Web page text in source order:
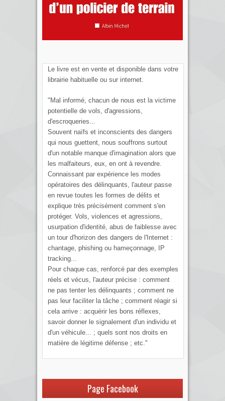
Le livre est en vente et disponible dans votre
librairie habituelle ou sur internet.
"Mal informé, chacun de nous est la victime
potentielle de vols, d'agressions,
d'escroqueries...
Souvent naïfs et inconscients des dangers
qui nous guettent, nous souffrons surtout
d'un notable manque d'imagination alors que
les malfaiteurs, eux, en ont à revendre.
Connaissant par expérience les modes
opératoires des délinquants, l'auteur passe
en revue toutes les formes de délits et
explique très précisément comment s'en
protéger. Vols, violences et agressions,
usurpation d'identité, abus de faiblesse avec
un tour d'horizon des dangers de l'Internet :
chantage, phishing ou hameçonnage, IP
tracking...
Pour chaque cas, renforcé par des exemples
réels et vécus, l'auteur précise : comment
ne pas tenter les délinquants ; comment ne
pas leur faciliter la tâche ; comment réagir si
cela arrive : acquérir les bons réflexes,
savoir donner le signalement d'un individu et
d'un véhicule... ; quels sont nos droits en
matière de légitime défense ; etc."
Page Facebook